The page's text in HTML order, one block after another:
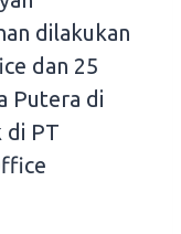
dilakukan
dan 25
Putera di
di PT